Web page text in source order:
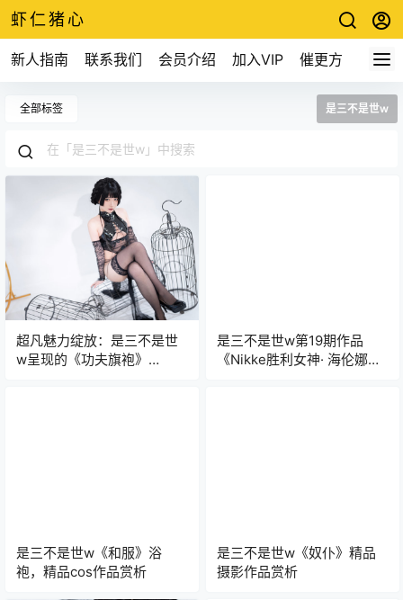
虾仁猪心
新人指南 联系我们 会员介绍 加入VIP 催更方式
全部标签 是三不是世w
超凡魅力绽放：是三不是世
w呈现的《功夫旗袍》
是三不是世w第19期作品
《Nikke胜利女神· 海伦娜捆
是三不是世w《和服》浴
袍，精品cos作品赏析
是三不是世w《奴仆》精品
摄影作品赏析